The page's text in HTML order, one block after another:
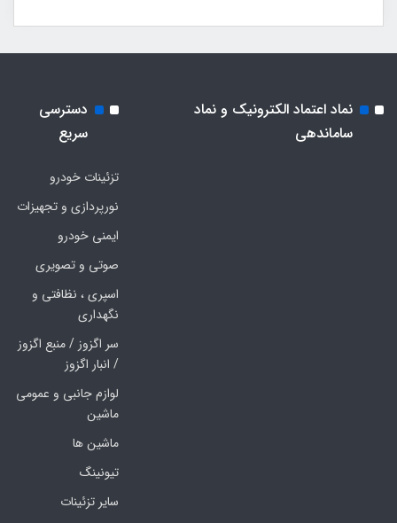
نماد اعتماد الکترونیک و نماد
ساماندهی
دسترسی
سریع
تزئینات خودرو
نورپردازی و تجهیزات
ایمنی خودرو
صوتی و تصویری
اسپری ، نظافتی و
نگهداری
سر اگزوز / منبع اگزوز
/ انبار اگزوز
لوازم جانبی و عمومی
ماشین
ماشین ها
تیونینگ
سایر تزئینات